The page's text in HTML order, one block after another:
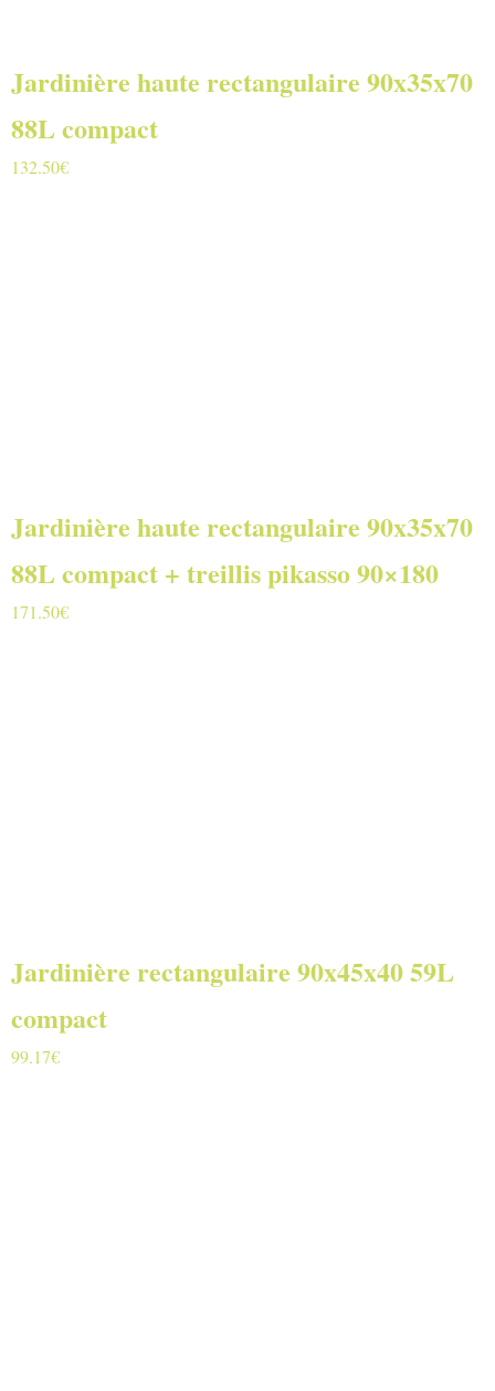
Jardinière haute rectangulaire 90x35x70
88L compact
132.50€
Jardinière haute rectangulaire 90x35x70
88L compact + treillis pikasso 90×180
171.50€
Jardinière rectangulaire 90x45x40 59L
compact
99.17€